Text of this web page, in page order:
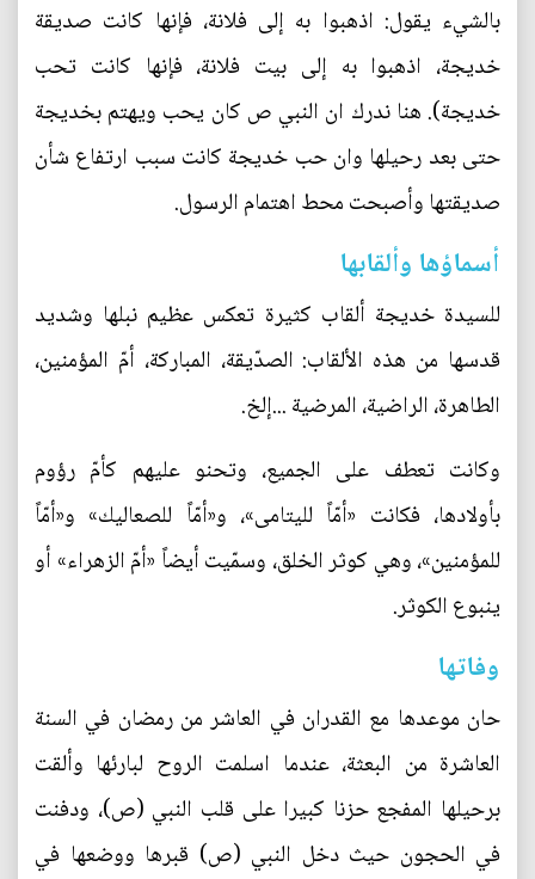
بالشيء يقول: اذهبوا به إلى فلانة، فإنها كانت صديقة
خديجة، اذهبوا به إلى بيت فلانة، فإنها كانت تحب
خديجة). هنا ندرك ان النبي ص كان يحب ويهتم بخديجة
حتى بعد رحيلها وان حب خديجة كانت سبب ارتفاع شأن
صديقتها وأصبحت محط اهتمام الرسول.
أسماؤها وألقابها
للسيدة خديجة ألقاب كثيرة تعكس عظيم نبلها وشديد
قدسها من هذه الألقاب: الصدّيقة، المباركة، أمّ المؤمنين،
الطاهرة، الراضية، المرضية ...إلخ.
وكانت تعطف على الجميع، وتحنو عليهم كأمّ رؤوم
بأولادها، فكانت «أمّاً لليتامى»، و«أمّاً للصعاليك» و«أمّاً
للمؤمنين»، وهي كوثر الخلق، وسمّيت أيضاً «أمّ الزهراء» أو
ينبوع الكوثر.
وفاتها
حان موعدها مع القدران في العاشر من رمضان في السنة
العاشرة من البعثة، عندما اسلمت الروح لبارئها وألقت
برحيلها المفجع حزنا كبيرا على قلب النبي (ص)، ودفنت
في الحجون حيث دخل النبي (ص) قبرها ووضعها في